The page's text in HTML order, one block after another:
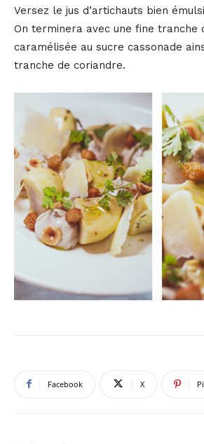
Versez le jus d’artichauts bien
On terminera avec une fine tranche
caramélisée au sucre cassonade
tranche de coriandre.
Facebook X